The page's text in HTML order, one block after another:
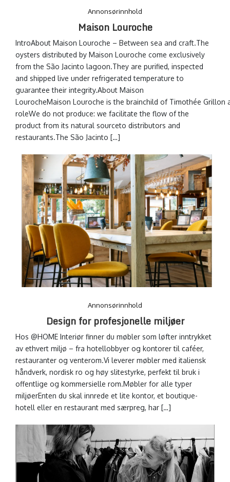
Annonsørinnhold
Maison Louroche
IntroAbout Maison Louroche – Between sea and craft.The
oysters distributed by Maison Louroche come exclusively
from the São Jacinto lagoon.They are purified, inspected
and shipped live under refrigerated temperature to
guarantee their integrity.About Maison
LourocheMaison Louroche is the brainchild of Timothée
roleWe do not produce: we facilitate the flow of the
product from its natural sourceto distributors and
restaurants.The São Jacinto […]
Annonsørinnhold
Design for profesjonelle miljøer
Hos @HOME Interiør finner du møbler som løfter inntrykket
av ethvert miljø – fra hotellobbyer og kontorer til caféer,
restauranter og venterom.Vi leverer møbler med italiensk
håndverk, nordisk ro og høy slitestyrke, perfekt til bruk i
offentlige og kommersielle rom.Møbler for alle typer
miljøerEnten du skal innrede et lite kontor, et boutique-
hotell eller en restaurant med særpreg, har […]